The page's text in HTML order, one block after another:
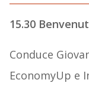
15.30
Conduce
EconomyUp e